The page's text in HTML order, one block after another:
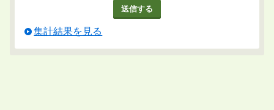
集計結果を見る